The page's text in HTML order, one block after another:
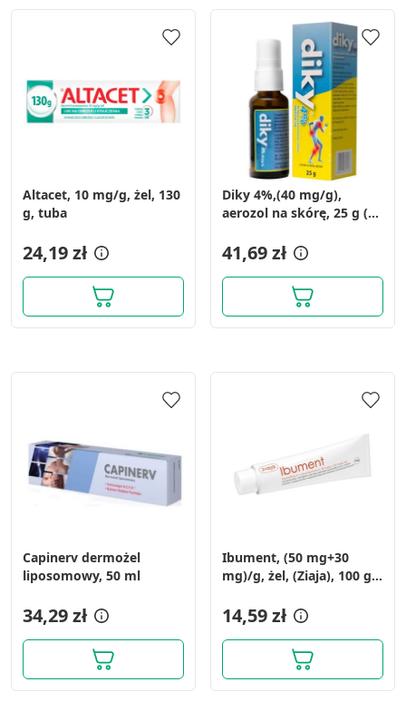
Altacet, 10 mg/g, żel, 130
g, tuba
24,19 zł
Diky 4%,(40 mg/g),
aerozol na skórę, 25 g (30
41,69 zł
Capinerv dermożel
liposomowy, 50 ml
34,29 zł
Ibument, (50 mg+30
mg)/g, żel, (Ziaja), 100 g,
14,59 zł